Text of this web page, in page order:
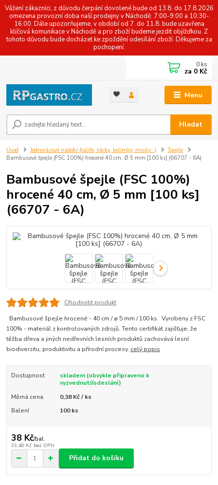
Vážení zákazníci, z důvodu čerpání dovolené bude od 13.8. do 17.8.2026
omezena provozní doba naší prodejny v Náchodě: 7:00-9:00 a 10:30-
16:00. Dále upozorňujeme, v období od 7. do 11.8. bude uzavřena
klíčová komunikace v Náchodě a pro zboží budeme jezdit objížďkou. Z
tohoto důvodu bude docházet ke zpoždění odesílání zboží. Děkujeme za
pochopení.
Menu
Hledat
0 ks
za 0 Kč
Úvod Jednorázové nádobí (talíře, tácky, kelímky, misky...)
Špejle
Bambusové špejle (FSC 100%) hrocené 40 cm, Ø 5 mm [100 ks] (66707 - 6A)
Bambusové špejle (FSC 100%)
hrocené 40 cm, Ø 5 mm [100 ks]
(66707 - 6A)
Ohodnotit produkt
Bambusové špejle hrocené - 40 cm / ø 5 mm / 100 ks. Vyrobeny z FSC
100% - materiál z kontrolovaných zdrojů. Tento certifikát zajišťuje, že
těžba dřeva a jiných nedřevních lesních produktů zachovává lesní
biodiverzitu, produktivitu a přírodní procesy. celý popis
Dostupnost
skladem (obvykle připraveno k
vyzvednutí/odeslání)
Měrná cena
0,38 Kč / ks
Balení
100 ks
38 Kč/bal.
31,40 Kč bez DPH
Přidat do košíku